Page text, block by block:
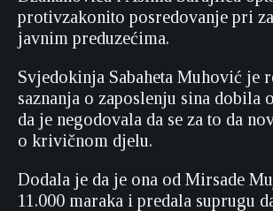
protivzakonito posredovanje pri
javnim preduzećima.
Svjedokinja Sabaheta Muhović je
saznanja o zaposlenju sina dobila
da je negodovala da se za to da
o krivičnom djelu.
Dodala je da je ona od Mirsade
11.000 maraka i predala suprugu